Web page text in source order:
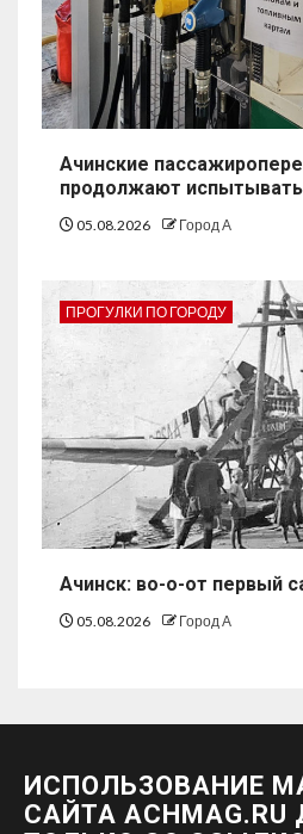
Ачинские
продолжают
05.08.2026 Город А
ПРОГУЛКИ ПО ГОРОДУ
Ачинск: во-о-от первый
05.08.2026 Город А
ИСПОЛЬЗОВАНИЕ
САЙТА